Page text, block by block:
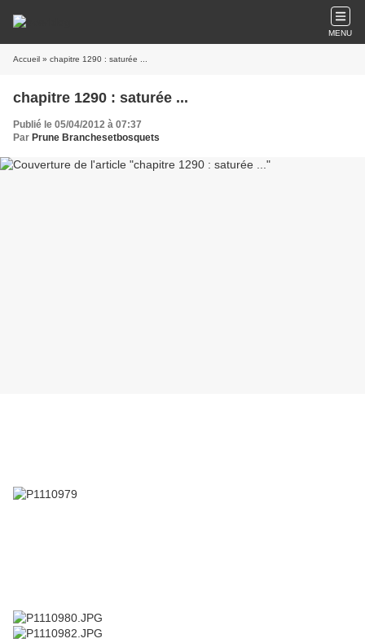
MENU
Accueil » chapitre 1290 : saturée ...
chapitre 1290 : saturée ...
Publié le 05/04/2012 à 07:37
Par Prune Branchesetbosquets